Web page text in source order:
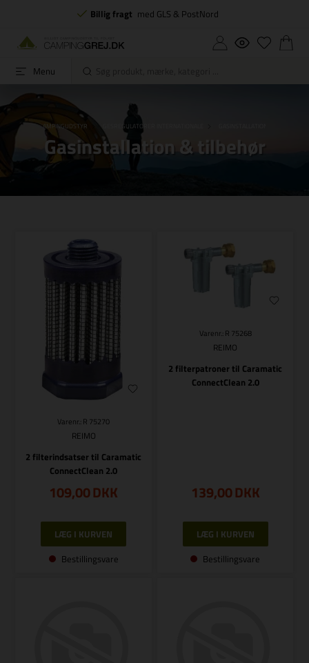
Billig fragt med GLS & PostNord
Menu
FORSIDE CAMPINGUDSTYR GESREGULATORER INTERNATIONALE
Gasinstallation & tilbehør
Varenr.: R 75270
REIMO
2 filterindsatser til Caramatic
ConnectClean 2.0
109,00DKK
Bestillingsvare
Varenr.: R 75268
REIMO
2 filterpatroner til Caramatic
ConnectClean 2.0
139,00DKK
Bestillingsvare